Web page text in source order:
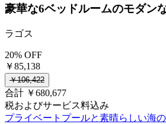
豪華な6ベッドルームのモダン
ラゴス
20% OFF
￥85,138
￥106,422
合計 ￥680,677
税およびサービス料込み
プライベートプールと素晴らしい海